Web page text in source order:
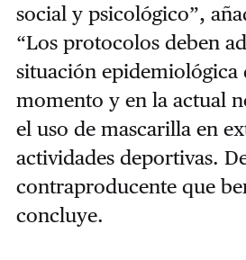
social y psicológico”,
“Los protocolos deben
situación epidemiológica
momento y en la actual
el uso de mascarilla en
actividades deportivas.
contraproducente que
concluye.